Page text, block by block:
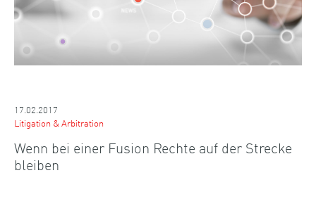
17.02.2017
Litigation & Arbitration
Wenn bei einer Fusion Rechte auf der Strecke
bleiben